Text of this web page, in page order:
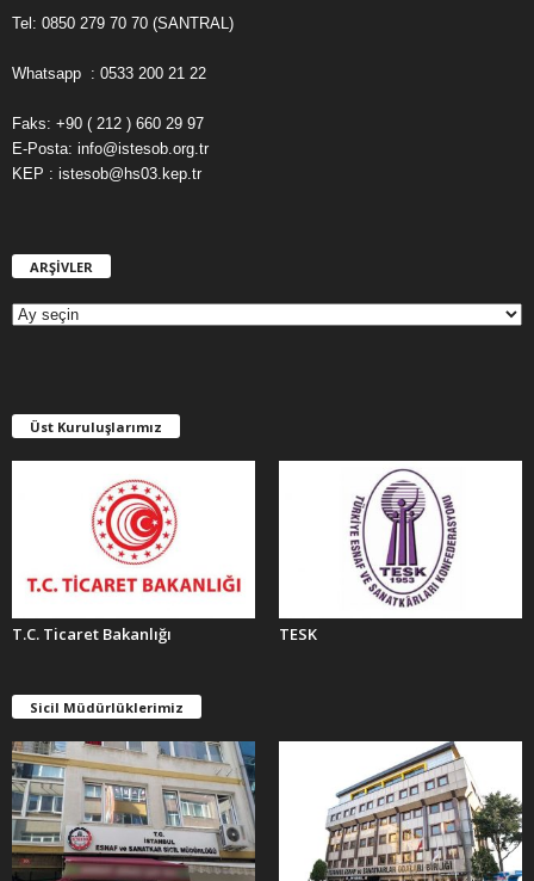
Tel: 0850 279 70 70 (SANTRAL)
Whatsapp : 0533 200 21 22
Faks: +90 ( 212 ) 660 29 97
E-Posta: info@istesob.org.tr
KEP : istesob@hs03.kep.tr
ARŞİVLER
E
R
Üst Kuruluşlarımız
T.C. Ticaret Bakanlığı TESK
Sicil Müdürlüklerimiz